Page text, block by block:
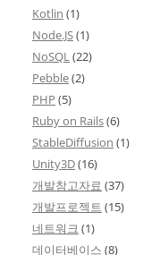
Kotlin (1)
Node.JS(1)
NoSQL(22)
Pebble(2)
PHP (5)
Ruby on Rails(6)
StableDiffusion (1)
Unity3D(16)
개발참고자료 (37)
개발프로젝트 (15)
네트워크 (1)
데이터베이스 (8)